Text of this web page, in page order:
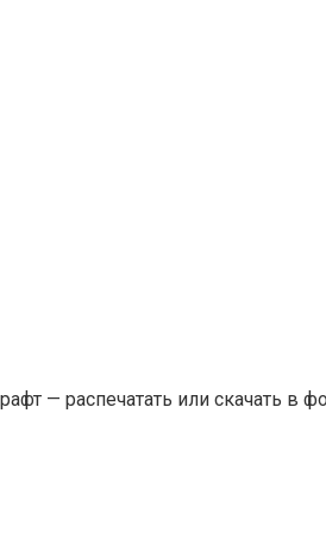
— распечатать или скачать в